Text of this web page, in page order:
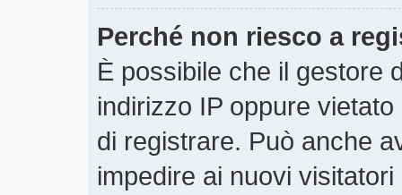
Perché non riesco a
È possibile che il gestore
indirizzo IP oppure
di registrare. Può anche
impedire ai nuovi